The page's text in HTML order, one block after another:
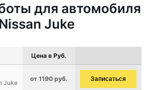
для автомобиля
Juke
Цена в Руб.
Juke
от 1190 руб. Записаться